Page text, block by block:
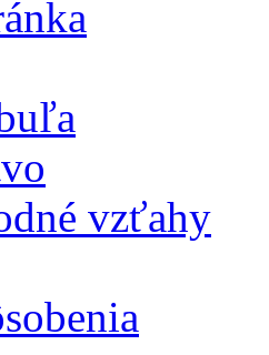
vzťahy